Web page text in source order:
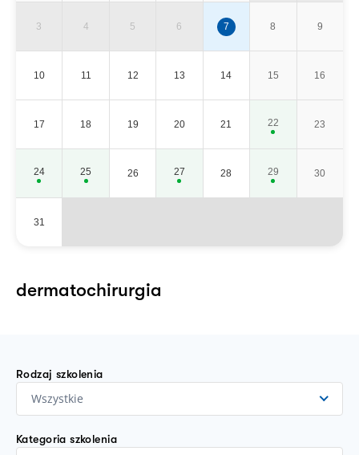
3 4 5 6 7 8 9
10 11 12 13 14 15 16
17 18 19 20 21 22 23
24 25 26 27 28 29 30
31
dermatochirurgia
Rodzaj szkolenia
Wszystkie
Kategoria szkolenia